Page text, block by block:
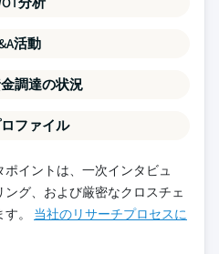
活動
調達の状況
ファイル
イントは、一次インタビュ
グ、および厳密なクロスチェ
。 当社のリサーチプロセスに